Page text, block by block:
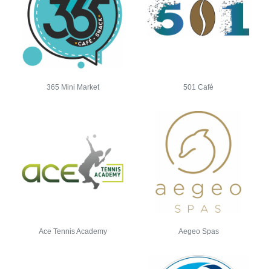
365 Mini Market 501 Café
Ace Tennis Academy Aegeo Spas